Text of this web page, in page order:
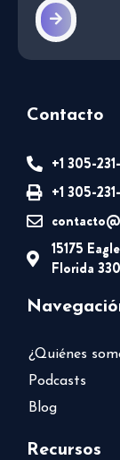
Contacto
+1 305-
+1 305-
15175
Florida
¿Quiénes
Podcasts
Blog
Recursos